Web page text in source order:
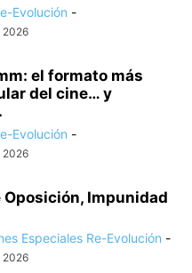
Evolución -
2026
el formato más
del cine… y
Evolución -
2026
Oposición, Impunidad
Especiales Re-Evolución -
2026